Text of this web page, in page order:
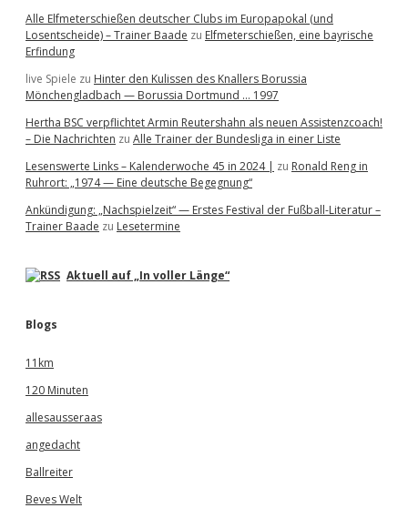
Alle Elfmeterschießen deutscher Clubs im Europapokal (und
Losentscheide) – Trainer Baade zu Elfmeterschießen, eine bayrische
Erfindung
live Spiele zu Hinter den Kulissen des Knallers Borussia
Mönchengladbach — Borussia Dortmund … 1997
Hertha BSC verpflichtet Armin Reutershahn als neuen Assistenzcoach!
– Die Nachrichten zu Alle Trainer der Bundesliga in einer Liste
Lesenswerte Links – Kalenderwoche 45 in 2024 | zu Ronald Reng in
Ruhrort: „1974 — Eine deutsche Begegnung“
Ankündigung: „Nachspielzeit“ — Erstes Festival der Fußball-Literatur –
Trainer Baade zu Lesetermine
Aktuell auf „In voller Länge“
Blogs
11km
120 Minuten
allesausseraas
angedacht
Ballreiter
Beves Welt